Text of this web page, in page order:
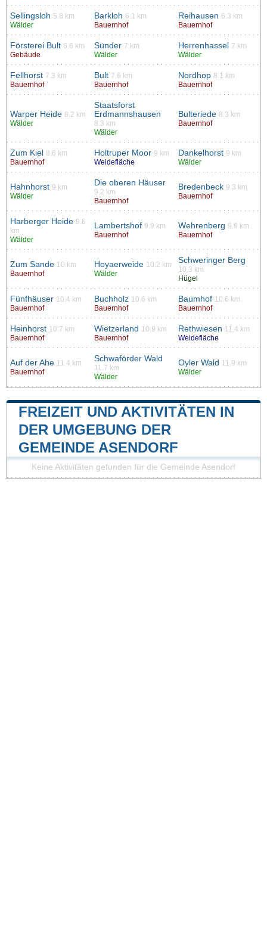
Sellingsloh 5.8 km
Wälder
Barkloh 6.1 km
Bauernhof
Reihausen 6.3 km
Bauernhof
Försterei Bult 6.6 km
Gebäude
Sünder 7 km
Wälder
Herrenhassel
7 km
Wälder
Fellhorst 7.3 km
Bauernhof
Bult 7.6 km
Bauernhof
Nordhop 8.1 km
Bauernhof
Warper Heide 8.2 km
Wälder
Staatsforst
Erdmannshausen
8.3 km
Wälder
Bulteriede 8.3 km
Bauernhof
Zum Kiel
8.6 km
Bauernhof
Holtruper Moor 9 km
Weidefläche
Dankelhorst 9 km
Wälder
Hahnhorst 9 km
Wälder
Die oberen Häuser
9.2 km
Bauernhof
Bredenbeck 9.3 km
Bauernhof
Harberger Heide 9.6
km
Wälder
Lambertshof 9.9 km
Bauernhof
Wehrenberg 9.9 km
Bauernhof
Zum Sande 10 km
Bauernhof
Hoyaerweide 10.2 km
Wälder
Schweringer Berg
10.3 km
Hügel
Fünfhäuser 10.4 km
Bauernhof
Buchholz 10.6 km
Bauernhof
Baumhof 10.6 km
Bauernhof
Heinhorst 10.7 km
Bauernhof
Wietzerland 10.9 km
Bauernhof
Rethwiesen 11.4 km
Weidefläche
Auf der Ahe 11.4 km
Bauernhof
Schwaförder Wald
11.7 km
Wälder
Oyler Wald 11.9 km
Wälder
FREIZEIT UND AKTIVITÄTEN IN
DER UMGEBUNG DER
GEMEINDE ASENDORF
Keine Aktivitäten gefunden für die Gemeinde Asendorf